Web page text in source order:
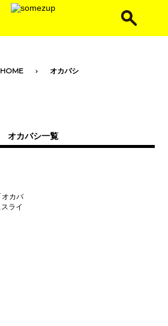
HOME オカバシ
オカバシ一覧
オカバ
ライ